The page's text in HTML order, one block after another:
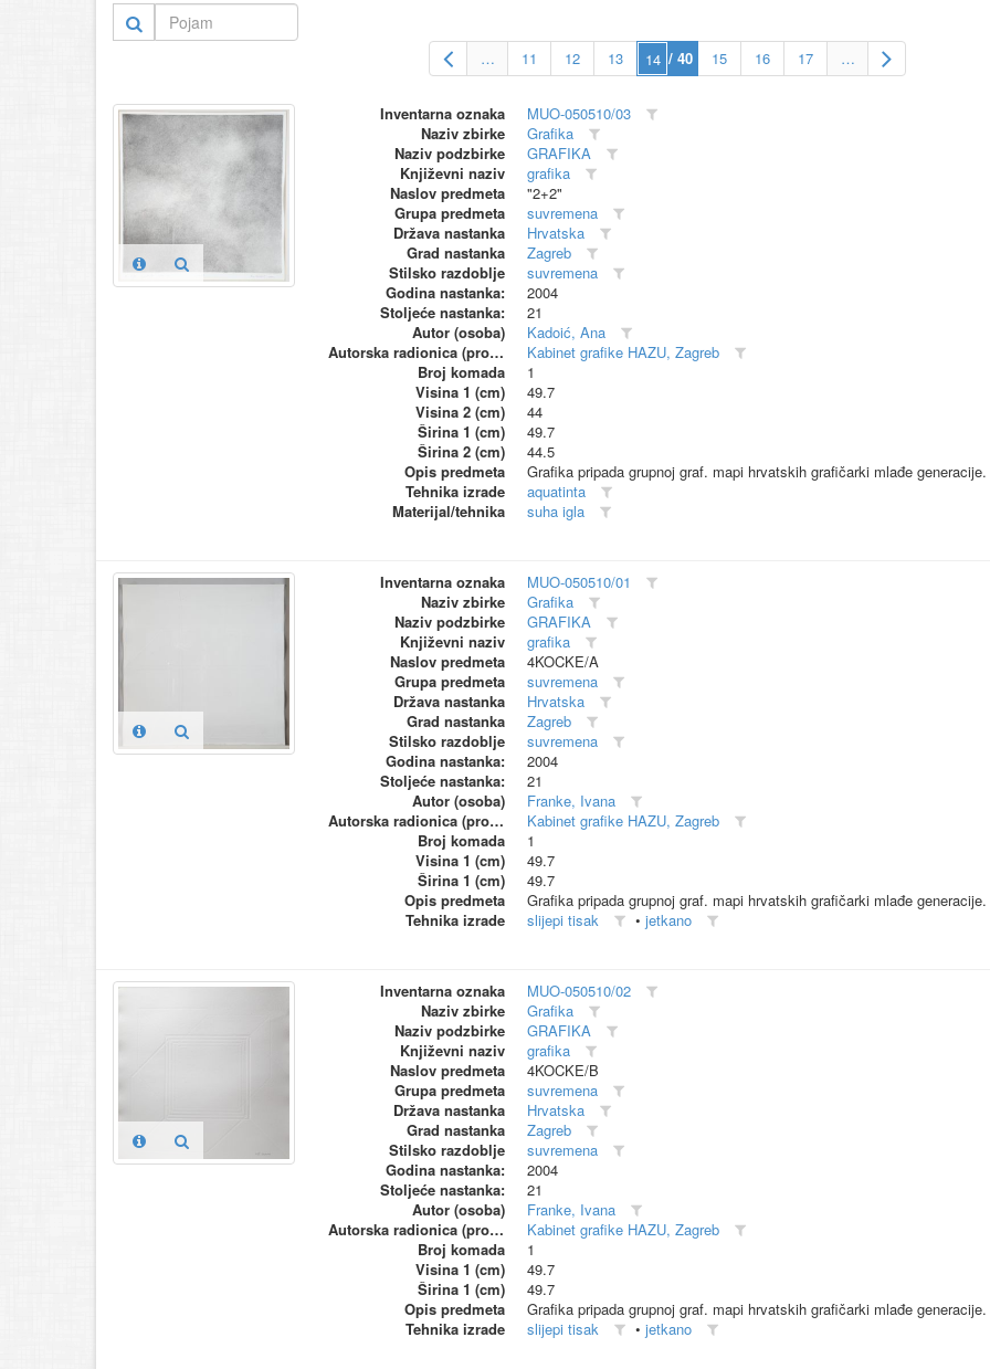
… 11 12 13 / 40 15 16 17 …
Inventarna oznaka
MUO-050510/03
Naziv zbirke
Grafika
Naziv podzbirke
GRAFIKA
Književni naziv
grafika
Naslov predmeta
"2+2"
Grupa predmeta
suvremena
Država nastanka
Hrvatska
Grad nastanka
Zagreb
Stilsko razdoblje
suvremena
Godina nastanka:
2004
Stoljeće nastanka:
21
Autor (osoba)
Kadoić, Ana
Autorska radionica (proizvođač)
Kabinet grafike HAZU, Zagreb
Broj komada
1
Visina 1 (cm)
49.7
Visina 2 (cm)
44
Širina 1 (cm)
49.7
Širina 2 (cm)
44.5
Opis predmeta
Grafika pripada grupnoj graf. mapi hrvatskih grafičarki mlađe generacije.
Tehnika izrade
aquatinta
Materijal/tehnika
suha igla
Inventarna oznaka
MUO-050510/01
Naziv zbirke
Grafika
Naziv podzbirke
GRAFIKA
Književni naziv
grafika
Naslov predmeta
4KOCKE/A
Grupa predmeta
suvremena
Država nastanka
Hrvatska
Grad nastanka
Zagreb
Stilsko razdoblje
suvremena
Godina nastanka:
2004
Stoljeće nastanka:
21
Autor (osoba)
Franke, Ivana
Autorska radionica (proizvođač)
Kabinet grafike HAZU, Zagreb
Broj komada
1
Visina 1 (cm)
49.7
Širina 1 (cm)
49.7
Opis predmeta
Grafika pripada grupnoj graf. mapi hrvatskih grafičarki mlađe generacije.
Tehnika izrade
slijepi tisak • jetkano
Inventarna oznaka
MUO-050510/02
Naziv zbirke
Grafika
Naziv podzbirke
GRAFIKA
Književni naziv
grafika
Naslov predmeta
4KOCKE/B
Grupa predmeta
suvremena
Država nastanka
Hrvatska
Grad nastanka
Zagreb
Stilsko razdoblje
suvremena
Godina nastanka:
2004
Stoljeće nastanka:
21
Autor (osoba)
Franke, Ivana
Autorska radionica (proizvođač)
Kabinet grafike HAZU, Zagreb
Broj komada
1
Visina 1 (cm)
49.7
Širina 1 (cm)
49.7
Opis predmeta
Grafika pripada grupnoj graf. mapi hrvatskih grafičarki mlađe generacije.
Tehnika izrade
slijepi tisak • jetkano